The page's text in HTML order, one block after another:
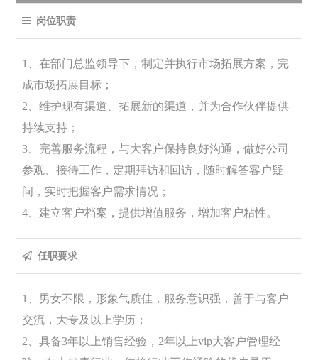
岗位职责
1、在部门总监领导下，制定并执行市场拓展方案，完
成市场拓展目标；
2、维护现有渠道、拓展新的渠道，并为合作伙伴提供
持续支持；
3、完善服务流程，与大客户保持良好沟通，做好公司
参观、接待工作，定期拜访和回访，随时解答客户疑
问，实时把握客户需求情况；
4、建立客户档案，提供增值服务，增加客户粘性。
任职要求
1、男女不限，形象气质佳，服务意识强，善于与客户
交流，大专及以上学历；
2、具备3年以上销售经验，2年以上vip大客户管理经